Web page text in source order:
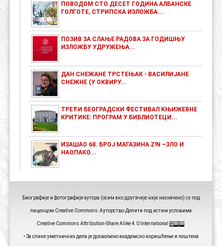
ПОВОДОМ СТО ДЕСЕТ ГОДИНА АЛБАНСКЕ
ГОЛГОТЕ, СТРИПСКА ИЗЛОЖБА...
ПОЗИВ ЗА СЛАЊЕ РАДОВА ЗА ГОДИШЊУ
ИЗЛОЖБУ УДРУЖЕЊА...
ДАН СНЕЖАНЕ ТРСТЕЊАК - ВАСИЛИЈАНЕ
СНЕЖНЕ (У ОКВИРУ...
ТРЕЋИ БЕОГРАДСКИ ФЕСТИВАЛ КЊИЖЕВНЕ
КРИТИКЕ: ПРОГРАМ У БИБЛИОТЕЦИ...
ИЗАШАО 68. БРОЈ МАГАЗИНА Z!N –ЗЛО И
НАОПАКО...
Биографије и фотографије аутора (осим ако другачије није назначено) су под
лиценцом Creative Commons: Ауторство-Делити под истим условима
Creative Commons Attribution-Share Alike 4.0 International
• За слике уметничких дела је дозвољено академско коришћење и поштена